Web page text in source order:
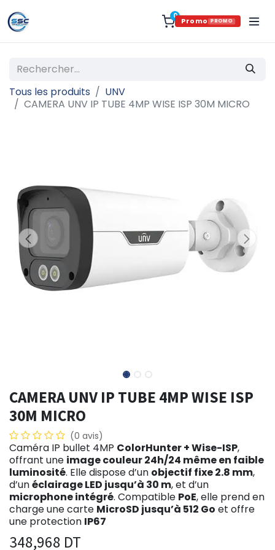
0
Promo PROMO
Tous les produits
UNV
CAMERA UNV IP TUBE 4MP WISE ISP 30M MICRO
CAMERA UNV IP TUBE 4MP WISE ISP
30M MICRO
(0 avis)
Caméra IP bullet 4MP ColorHunter + Wise-ISP,
offrant une image couleur 24h/24 même en faible
luminosité. Elle dispose d’un objectif fixe 2.8 mm,
d’unéclairage LED jusqu’à 30 m, et d’un
microphone intégré. Compatible PoE, elle prend en
charge une carte MicroSD jusqu’à 512 Go et offre
une protection IP67
348,968 DT